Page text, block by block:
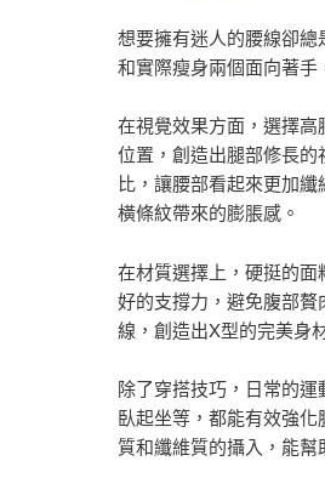
想要擁有迷人的腰線卻
和實際瘦身兩個面向著手
在視覺效果方面，選擇
位置，創造出腿部修長
比，讓腰部看起來更加
橫條紋帶來的膨脹感。
在材質選擇上，硬挺的
好的支撐力，避免腹部
線，創造出X型的完美身
除了穿搭技巧，日常的
臥起坐等，都能有效強
質和纖維質的攝入，能幫